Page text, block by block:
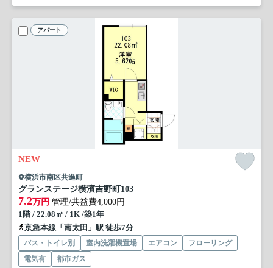
アパート
NEW
横浜市南区共進町
グランステージ横濱吉野町 103
7.2万円 管理/共益費4,000円
1階 / 22.08㎡ / 1K /築1年
京急本線「南太田」駅 徒歩7分
バス・トイレ別 室内洗濯機置場 エアコン
フローリング
電気有
都市ガス